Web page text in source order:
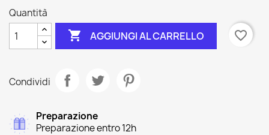
Quantità
 AGGIUNGI AL CARRELLO favorite_border
Condividi
Preparazione
Preparazione entro 12h